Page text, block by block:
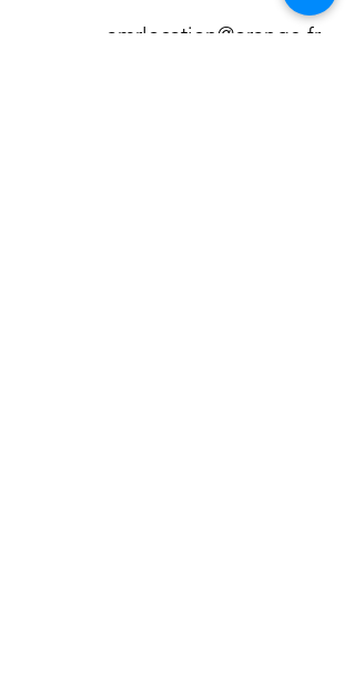
amrlocation@orange.fr